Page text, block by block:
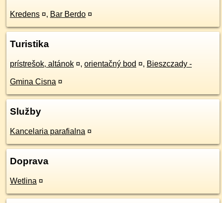
Kredens ¤, Bar Berdo ¤
Turistika
prístrešok, altánok ¤, orientačný bod ¤, Bieszczady -
Gmina Cisna ¤
Služby
Kancelaria parafialna ¤
Doprava
Wetlina ¤